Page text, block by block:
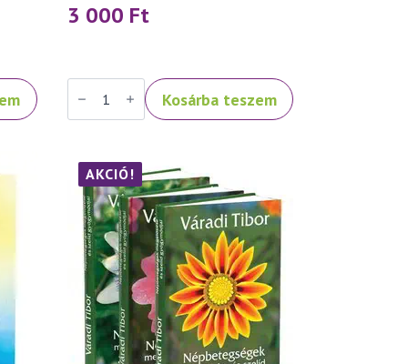
3 000 Ft
Váradi
Tibor:
Az
helyes
önszeretet
útja
mennyiség
Kosárba teszem
AKCIÓ!